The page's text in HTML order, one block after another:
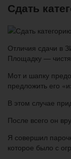
Сдать
Отличия сдачи в
Площадку —
Мот и шапку
предложить его
В этом случае
После всего он
Я совершил
которое было с